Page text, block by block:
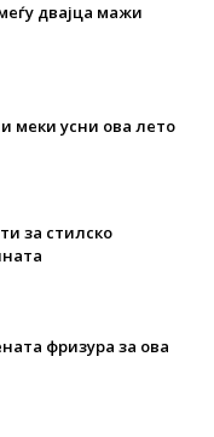
двајца мажи
меки усни ова лето
за стилско
фризура за ова